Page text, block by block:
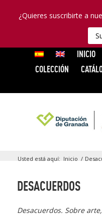
¿Quieres suscribirte a
INICIO
COLECCIÓN
Usted está aquí: Inicio /
DESACUERDOS
Desacuerdos. Sobre